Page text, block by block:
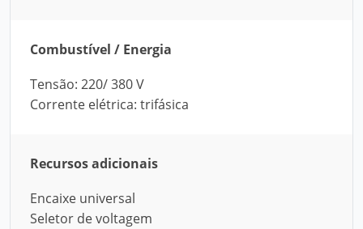
Combustível / Energia
Tensão: 220/ 380 V
Corrente elétrica: trifásica
Recursos adicionais
Encaixe universal
Seletor de voltagem